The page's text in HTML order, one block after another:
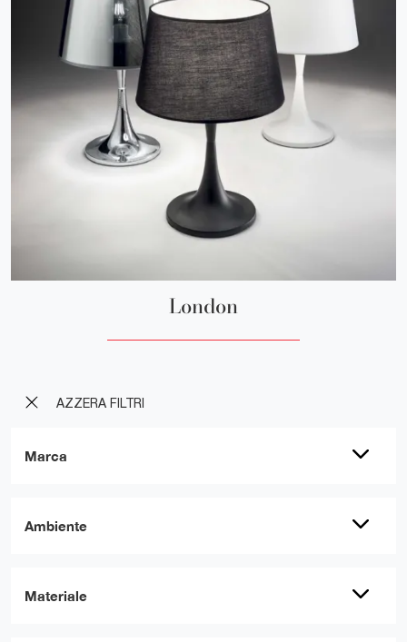
AZZERA FILTRI
Marca
Ambiente
Materiale
London